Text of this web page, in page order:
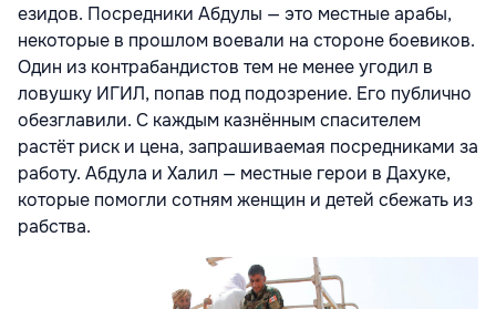
езидов. Посредники Абдулы — это местные арабы,
некоторые в прошлом воевали на стороне боевиков.
Один из контрабандистов тем не менее угодил в
ловушку ИГИЛ, попав под подозрение. Его публично
обезглавили. C каждым казнённым спасителем
растёт риск и цена, запрашиваемая посредниками за
работу. Абдула и Халил — местные герои в Дахуке,
которые помогли сотням женщин и детей сбежать из
рабства.